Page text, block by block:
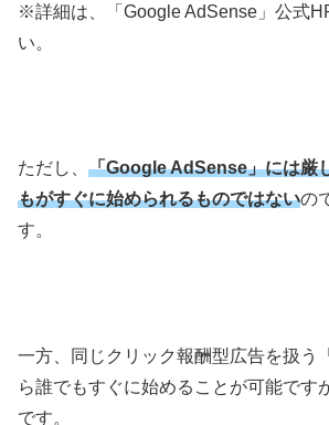
※詳細は、「Google AdSense」公式
い。
ただし、 「Google AdSense」には厳
もがすぐに始められるものではないの
す。
一方、同じクリック報酬型広告を扱う
ら誰でもすぐに始めることが可能です
です。